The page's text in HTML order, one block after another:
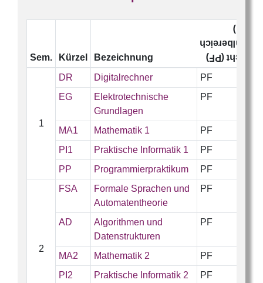
Sem. Kürzel Bezeichnung Pflicht (PF)
Wahlbereich
(WB)
1
DR Digitalrechner
PF
EG
Elektrotechnische
Grundlagen
PF
MA1 Mathematik 1
PF
PI1
Praktische Informatik 1
PF
PP
Programmierpraktikum PF
2
FSA
Formale Sprachen und
Automatentheorie
PF
AD
Algorithmen und
Datenstrukturen
PF
MA2 Mathematik 2
PF
PI2
Praktische Informatik 2
PF